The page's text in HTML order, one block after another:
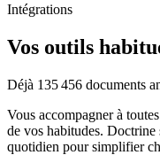
Intégrations
Vos outils
Déjà 135 456 documents
Vous accompagner à
de vos habitudes.
quotidien pour simplifier